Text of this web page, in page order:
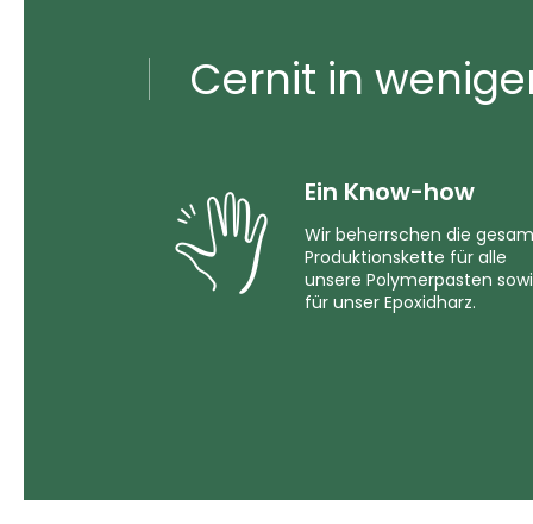
Cernit in
Ein Know-how
Wir beherrschen die
Produktionskette für alle
unsere Polymerpasten
für unser Epoxidharz.